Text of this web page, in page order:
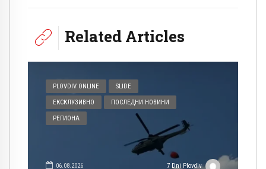
Related Articles
PLOVDIV ONLINE SLIDE
ЕКСКЛУЗИВНО ПОСЛЕДНИ НОВИНИ
РЕГИОНА
06.08.2026 7 Dni Plovdiv